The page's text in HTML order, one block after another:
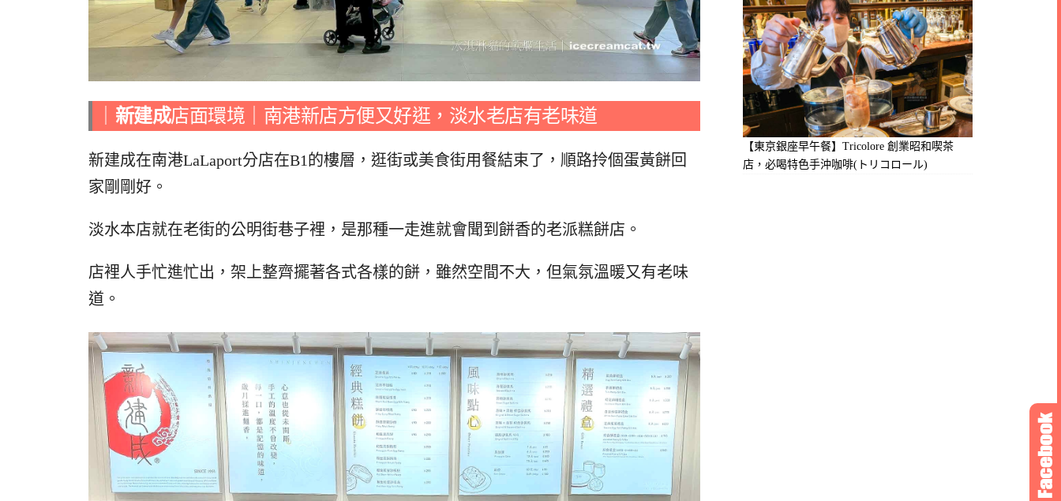
新建成店面環境｜南港新店方便又好逛， 淡水老店有老味道
新建成在南港LaLaport分店在B1的樓層，逛街或美食街用餐結束了，順路拎個蛋黃餅回
家剛剛好。
淡水本店就在老街的公明街巷子裡，是那種一走進就會聞到餅香的老派糕餅店。
店裡人手忙進忙出，架上整齊擺著各式各樣的餅，雖然空間不大，但氣氛溫暖又有老味
道。
【東京銀座早午餐】Tricolore 創業昭和喫茶
店，必喝特色手沖咖啡(トリコロール)